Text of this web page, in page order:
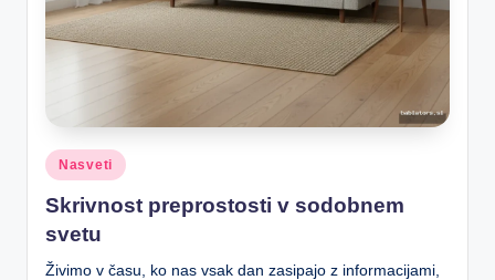
Posted
in
Nasveti
Skrivnost preprostosti v sodobnem
svetu
Živimo v času, ko nas vsak dan zasipajo z informacijami,